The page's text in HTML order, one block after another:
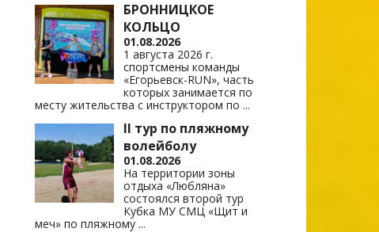
БРОННИЦКОЕ
КОЛЬЦО
01.08.2026
1 августа 2026 г.
спортсмены команды
«Егорьевск-RUN», часть
которых занимается по
месту жительства с инструктором по ...
II тур по пляжному
волейболу
01.08.2026
На территории зоны
отдыха «Любляна»
состоялся второй тур
Кубка МУ СМЦ «Щит и
меч» по пляжному ...